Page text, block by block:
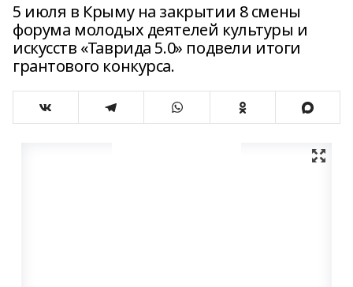
5 июля в Крыму на закрытии 8 смены
форума молодых деятелей культуры и
искусств «Таврида 5.0» подвели итоги
грантового конкурса.